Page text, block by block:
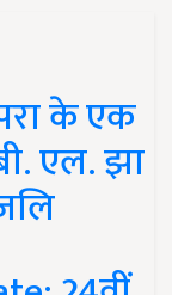
के एक
एल. झा